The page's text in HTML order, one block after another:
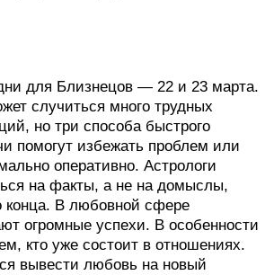
для Близнецов — 22 и 23 марта.
случиться много трудных
но три способа быстрого
помогут избежать проблем или
оперативно. Астрологи
на факты, а не на домыслы,
конца. В любовной сфере
огромные успехи. В особенности
кто уже состоит в отношениях.
вывести любовь на новый